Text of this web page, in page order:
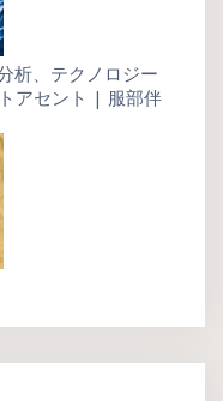
析、テクノロジー
アセント | 服部伴